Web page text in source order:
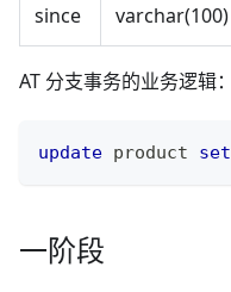
since varchar(100)
AT 分支事务的业务逻辑：
update product set
一阶段